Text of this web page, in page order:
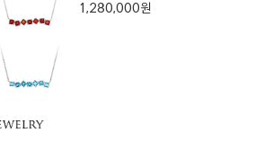
1,280,000원